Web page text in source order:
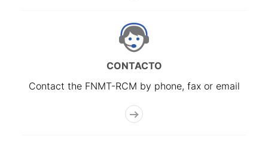
CONTACTO
Contact the FNMT-RCM by phone, fax or email